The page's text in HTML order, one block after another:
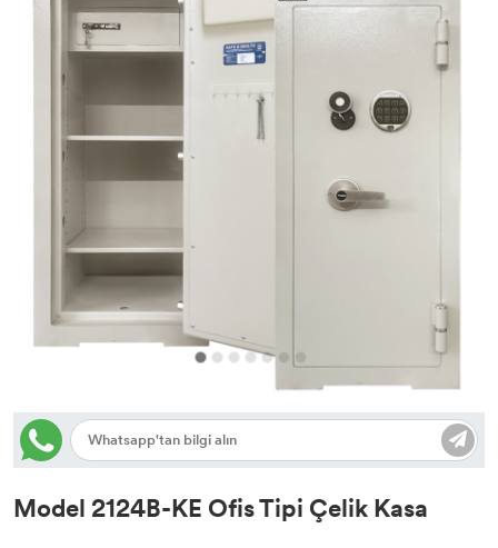
Model 2124B-KE Ofis Tipi Çelik Kasa